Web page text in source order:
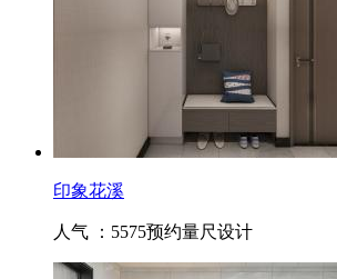
印象花溪
人气 ：5575预约量尺设计